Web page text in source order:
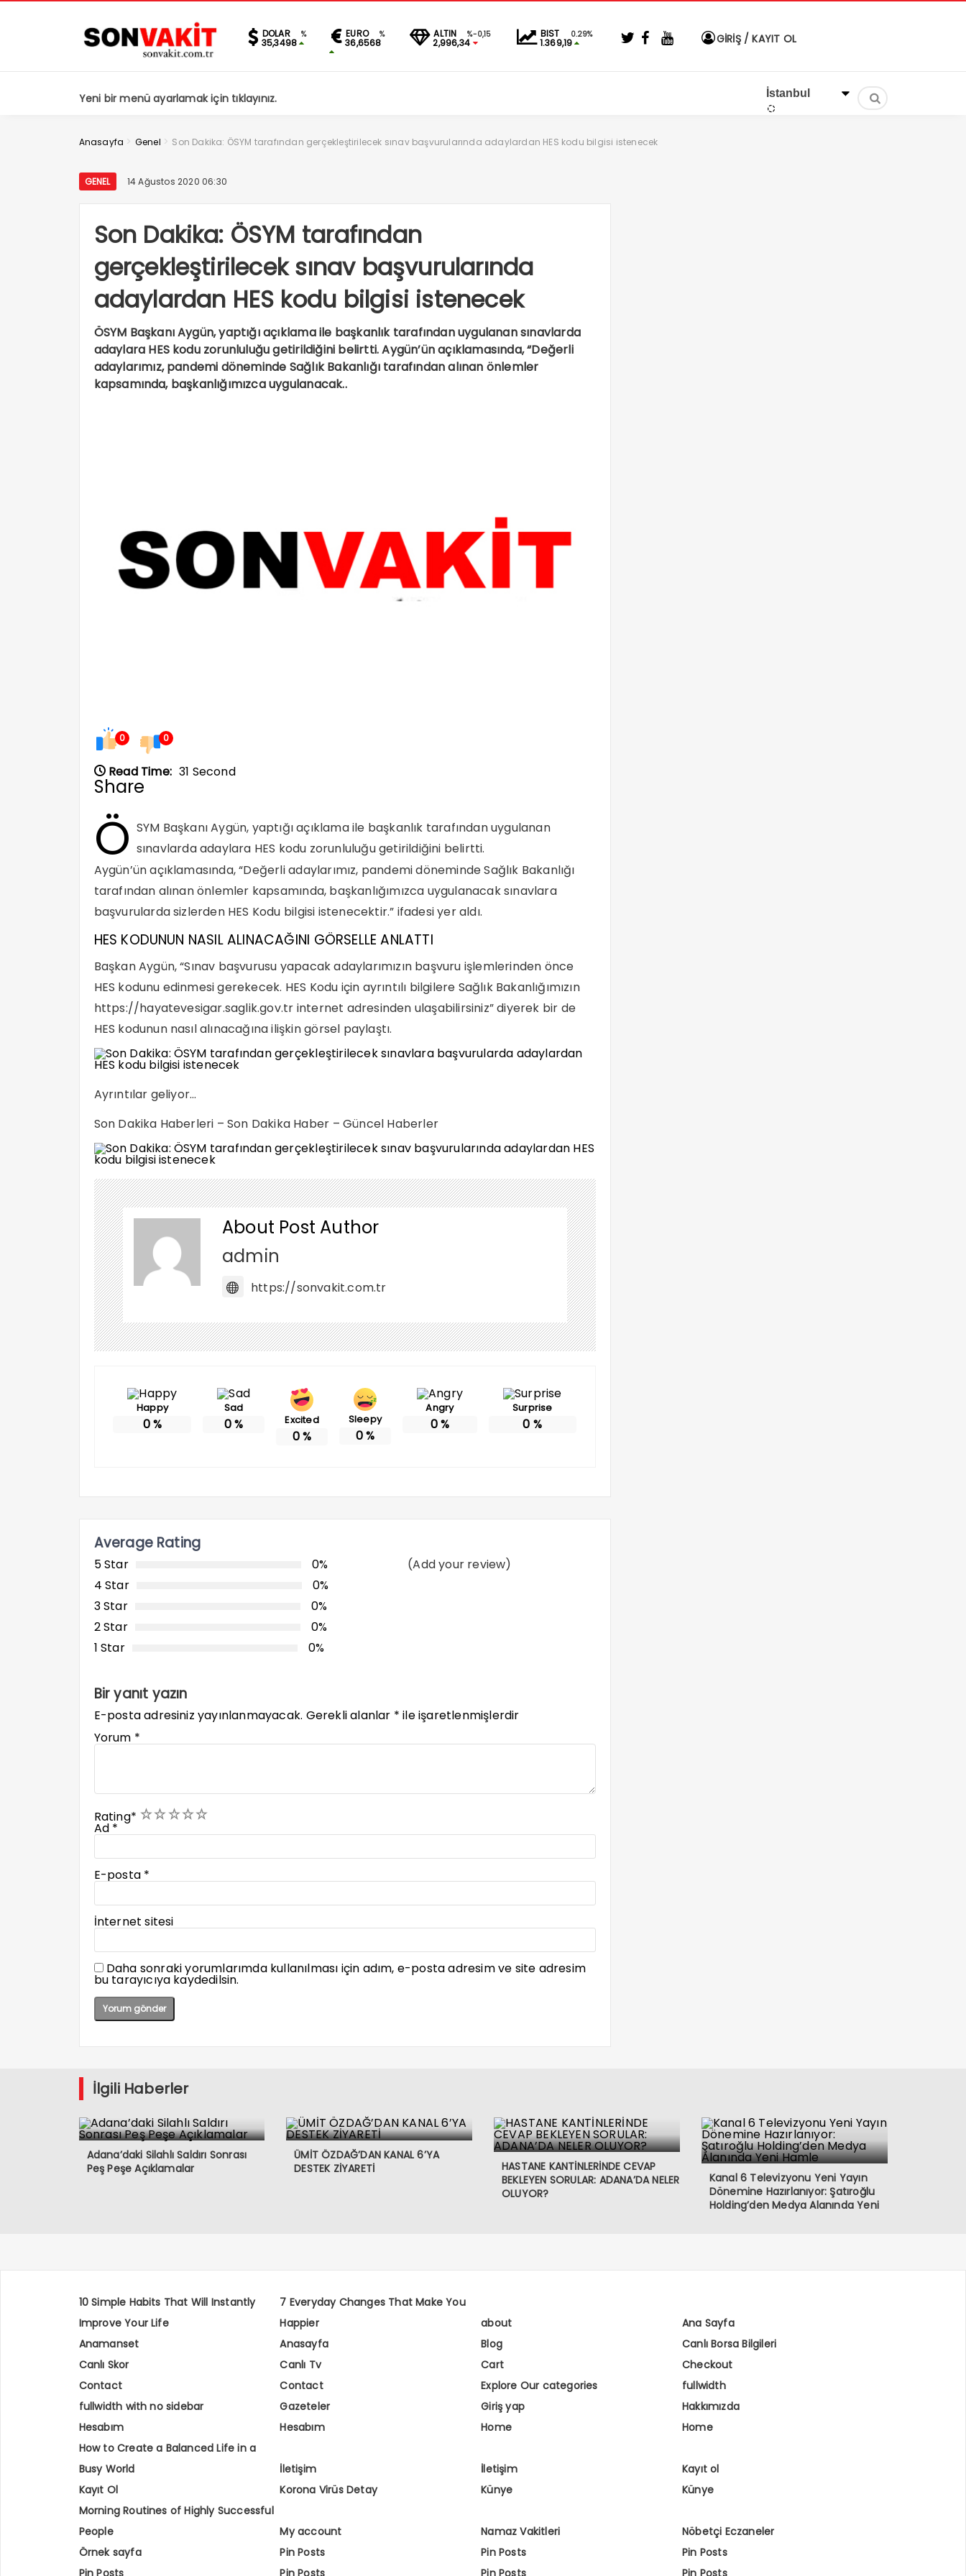
DOLAR %
35,3498
EURO %
36,6568
ALTIN %-0,15
2,996,34
BIST 0.29%
1.369,19 GİRİŞ / KAYIT OL
Yeni bir menü ayarlamak için tıklayınız.
Anasayfa > Genel > Son Dakika: ÖSYM tarafından gerçekleştirilecek sınav başvurularında adaylardan HES kodu bilgisi istenecek
GENEL 14 Ağustos 2020 06:30
Son Dakika: ÖSYM tarafından
gerçekleştirilecek sınav başvurularında
adaylardan HES kodu bilgisi istenecek
ÖSYM Başkanı Aygün, yaptığı açıklama ile başkanlık tarafından uygulanan sınavlarda
adaylara HES kodu zorunluluğu getirildiğini belirtti. Aygün’ün açıklamasında, “Değerli
adaylarımız, pandemi döneminde Sağlık Bakanlığı tarafından alınan önlemler
kapsamında, başkanlığımızca uygulanacak..
0 0
Read Time: 31 Second
Share
Ö SYM Başkanı Aygün, yaptığı açıklama ile başkanlık tarafından uygulanan
sınavlarda adaylara HES kodu zorunluluğu getirildiğini belirtti.
Aygün’ün açıklamasında, “Değerli adaylarımız, pandemi döneminde Sağlık Bakanlığı
tarafından alınan önlemler kapsamında, başkanlığımızca uygulanacak sınavlara
başvurularda sizlerden HES Kodu bilgisi istenecektir.” ifadesi yer aldı.
HES KODUNUN NASIL ALINACAĞINI GÖRSELLE ANLATTI
Başkan Aygün, “Sınav başvurusu yapacak adaylarımızın başvuru işlemlerinden önce
HES kodunu edinmesi gerekecek. HES Kodu için ayrıntılı bilgilere Sağlık Bakanlığımızın
https://hayatevesigar.saglik.gov.tr internet adresinden ulaşabilirsiniz” diyerek bir de
HES kodunun nasıl alınacağına ilişkin görsel paylaştı.
Ayrıntılar geliyor…
Son Dakika Haberleri – Son Dakika Haber – Güncel Haberler
About Post Author
admin
https://sonvakit.com.tr
Happy
0%
Sad
0% Excited
0%
Sleepy
0%
Angry
0%
Surprise
0 %
Average Rating
5 Star
0%
4 Star
0%
3 Star
0%
2 Star
0%
1 Star
0%
(Add your review)
Bir yanıt yazın
E-posta adresiniz yayınlanmayacak. Gerekli alanlar * ile işaretlenmişlerdir
Yorum *
Rating* 5
4
3
2
1
Ad *
E-posta *
İnternet sitesi
Daha sonraki yorumlarımda kullanılması için adım, e-posta adresim ve site adresim
bu tarayıcıya kaydedilsin.
İlgili Haberler
Adana’daki Silahlı Saldırı Sonrası
Peş Peşe Açıklamalar
ÜMİT ÖZDAĞ’DAN KANAL 6’YA
DESTEK ZİYARETİ
HASTANE KANTİNLERİNDE CEVAP
BEKLEYEN SORULAR: ADANA’DA NELER
OLUYOR?
Kanal 6 Televizyonu Yeni Yayın
Dönemine Hazırlanıyor: Şatıroğlu
Holding’den Medya Alanında Yeni
10 Simple Habits That Will Instantly
Improve Your Life
7 Everyday Changes That Make You
Happier
about
Ana Sayfa
Anamanset
Anasayfa Blog
Canlı Borsa Bilgileri
Canlı Skor
Canlı Tv Cart
Checkout
Contact
Contact Explore Our categories
fullwidth
fullwidth with no sidebar
Gazeteler Giriş yap
Hakkımızda
Hesabım
Hesabım Home
Home
How to Create a Balanced Life in a
Busy World
İletişim İletişim
Kayıt ol
Kayıt Ol
Korona Virüs Detay Künye
Künye
Morning Routines of Highly Successful
People
My account Namaz Vakitleri
Nöbetçi Eczaneler
Örnek sayfa
Pin Posts Pin Posts
Pin Posts